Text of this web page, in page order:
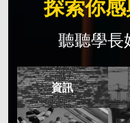
探索你
聽聽學長
資訊